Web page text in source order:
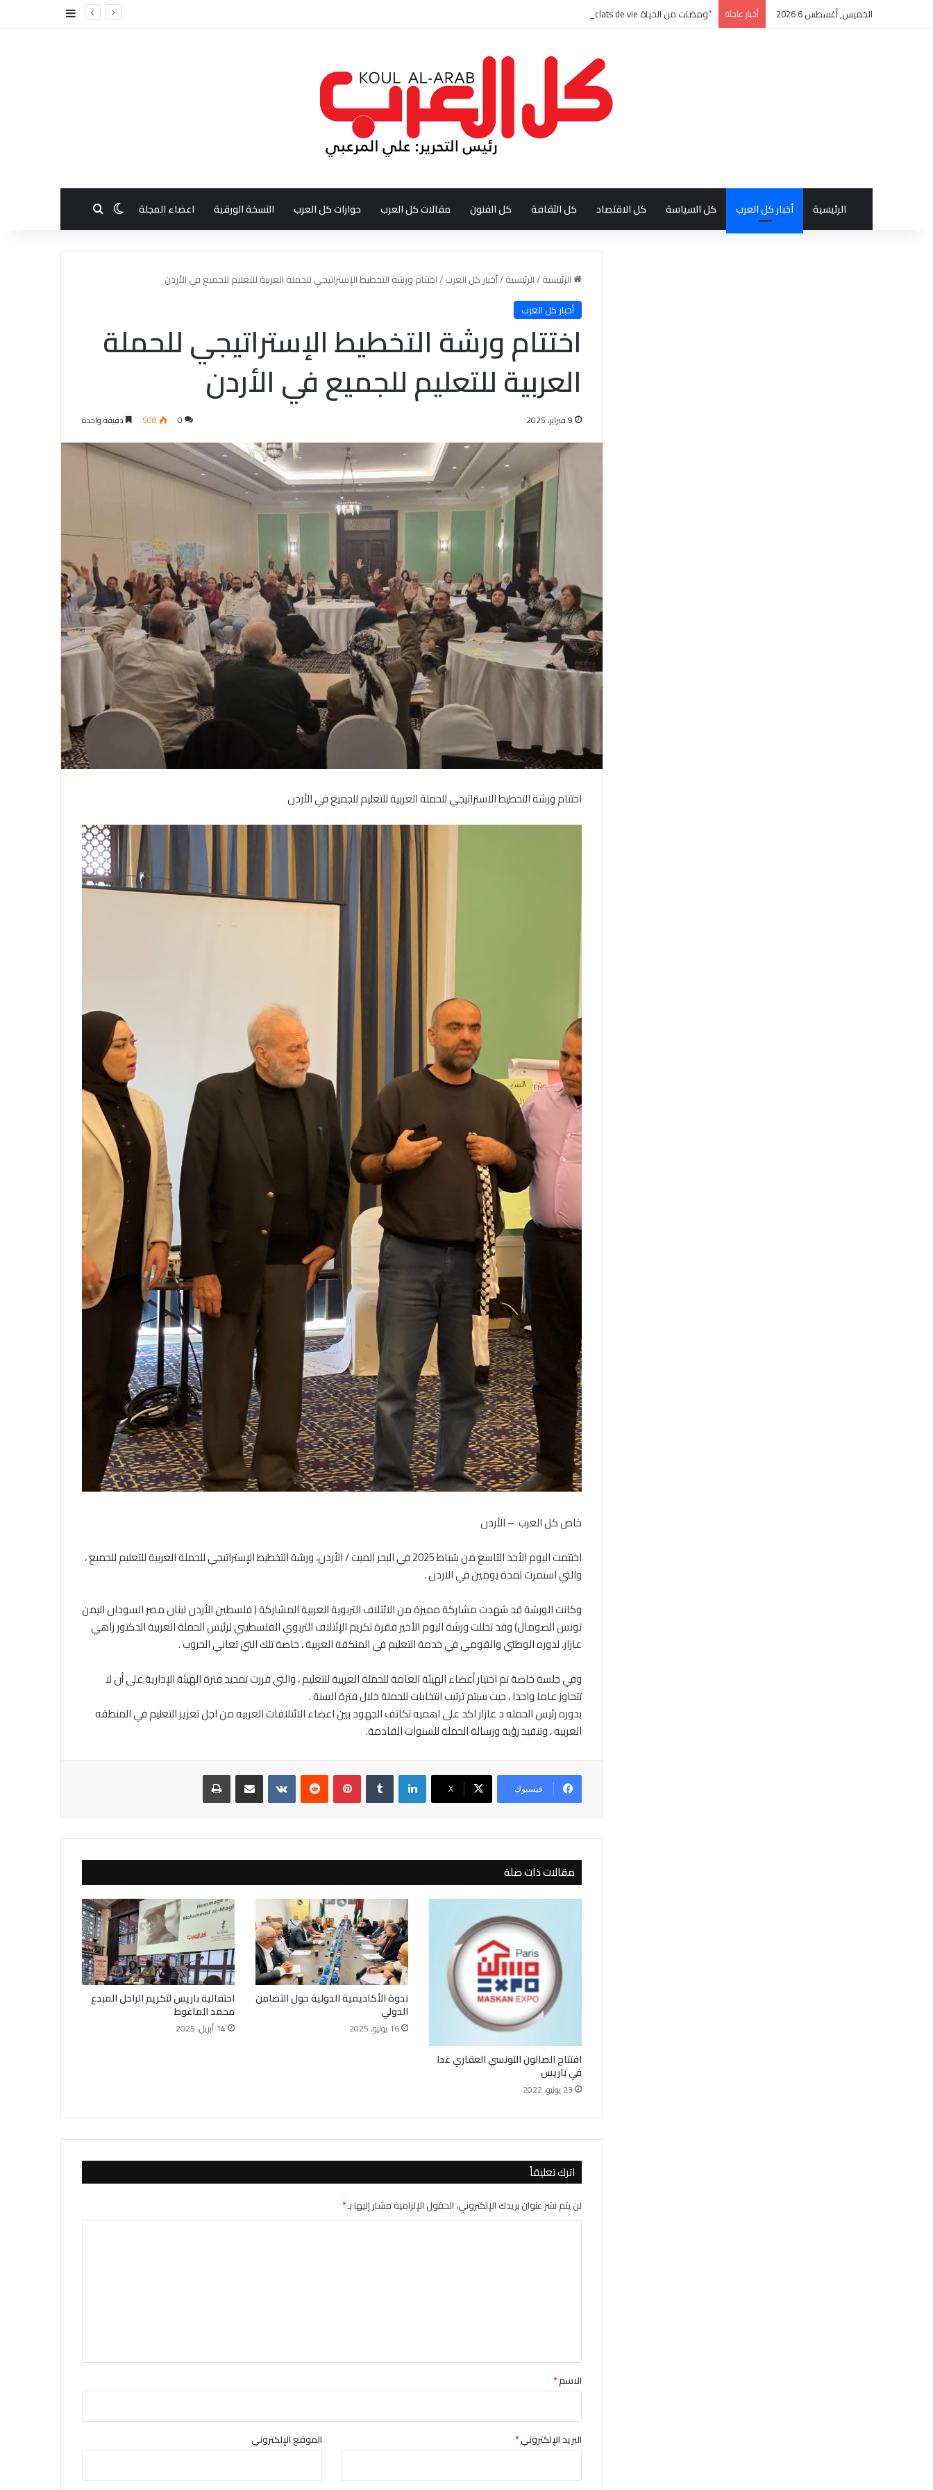
الخميس, أغسطس 6 2026 أخبار عاجلة “ومضات من الحياة éclats de vie” كتاب جديد بالفرنسية للأديبة التونسية منى زغدان إضافة عمود
الرئيسية أخبار كل العرب كل السياسة كل الاقتصاد كل الثقافة كل الفنون مقالات كل العرب حوارات كل العرب النسخة الورقية اعضاء المجلة الوضع المظلم
بحث عن
الرئيسية/الرئيسية/أخبار كل العرب/اختتام ورشة التخطيط الإستراتيجي للحملة العربية للتعليم للجميع في الأردن
أخبار كل العرب
اختتام ورشة التخطيط الإستراتيجي للحملة
العربية للتعليم للجميع في الأردن
9 فبراير، 2025 0
508 دقيقة واحدة
اختتام ورشة التخطيط الاستراتيجي للحملة العربية للتعليم للجميع في الأردن
خاص كل العرب – الأردن
اختتمت اليوم الأحد التاسع من شباط 2025 في البحر الميت / الأردن، ورشة التخطيط الإستراتيجي للحملة العربية للتعليم للجميع ،
والتي استمرت لمدة يومين في الاردن .
وكانت الورشة قد شهدت مشاركة مميزة من الائتلاف التربوية العربية المشاركة ( فلسطين الأردن لبنان مصر السودان اليمن
تونس الصومال) وقد تخللت ورشة اليوم الأخير فقرة تكريم الإئتلاف التربوي الفلسطيني لرئيس الحملة العربية الدكتور زاهي
عازار، لدوره الوطني والقومي في خدمة التعليم في المنكقة العربية ، خاصة تلك التي تعاني الحروب .
وفي جلسة خاصة تم اختيار أعضاء الهيئة العامة للحملة العربية للتعليم ، والتي قررت تمديد فترة الهيئة الإدارية على أن لا
تتحاوز عاما واحدا ، حيث سيتم ترتيب انتخابات للحملة خلال فترة السنة .
بدوره رئيس الحمله د عازار اكد على اهميه تكاتف الجهود بين اعضاء الائتلافات العربيه من اجل تعزيز التعليم في المنطقه
العربيه ، وتنفيذ رؤية ورسالة الحملة للسنوات القادمة.
فيسبوك ‫X
لينكدإن بينتيريست مشاركة عبر البريد طباعة
مقالات ذات صلة
افتتاح الصالون التونسي العقاري غدا
في باريس
23 يونيو، 2022
ندوة الأكاديمية الدولية حول التضامن
الدولي
16 يوليو، 2025
احتفالية باريس لتكريم الراحل المبدع
محمد الماغوط
14 أبريل، 2025
اترك تعليقاً
لن يتم نشر عنوان بريدك الإلكتروني.الحقول الإلزامية مشار إليها بـ*
*الاسم*
البريد الإلكتروني* الموقع الإلكتروني